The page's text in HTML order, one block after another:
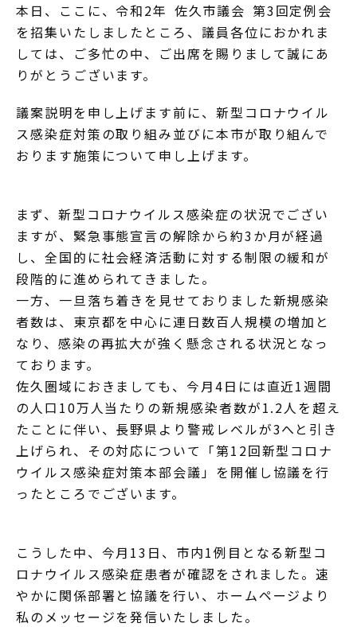
本日、ここに、令和2年 佐久市議会 第3回定例会
を招集いたしましたところ、議員各位におかれま
しては、ご多忙の中、ご出席を賜りまして誠にあ
りがとうございます。
議案説明を申し上げます前に、新型コロナウイル
ス感染症対策の取り組み並びに本市が取り組んで
おります施策について申し上げます。
まず、新型コロナウイルス感染症の状況でござい
ますが、緊急事態宣言の解除から約3か月が経過
し、全国的に社会経済活動に対する制限の緩和が
段階的に進められてきました。
一方、一旦落ち着きを見せておりました新規感染
者数は、東京都を中心に連日数百人規模の増加と
なり、感染の再拡大が強く懸念される状況となっ
ております。
佐久圏域におきましても、今月4日には直近1週間
の人口10万人当たりの新規感染者数が1.2人を超え
たことに伴い、長野県より警戒レベルが3へと引き
上げられ、その対応について「第12回新型コロナ
ウイルス感染症対策本部会議」を開催し協議を行
ったところでございます。
こうした中、今月13日、市内1例目となる新型コ
ロナウイルス感染症患者が確認をされました。速
やかに関係部署と協議を行い、ホームページより
私のメッセージを発信いたしました。